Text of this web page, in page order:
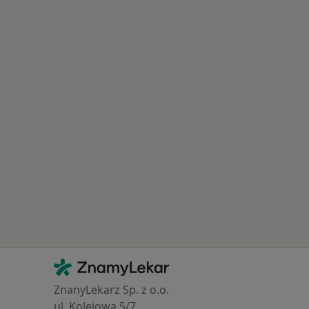
Kontakt
ZnamyLekar - Hlavní stránka
ZnanyLekarz Sp. z o.o.